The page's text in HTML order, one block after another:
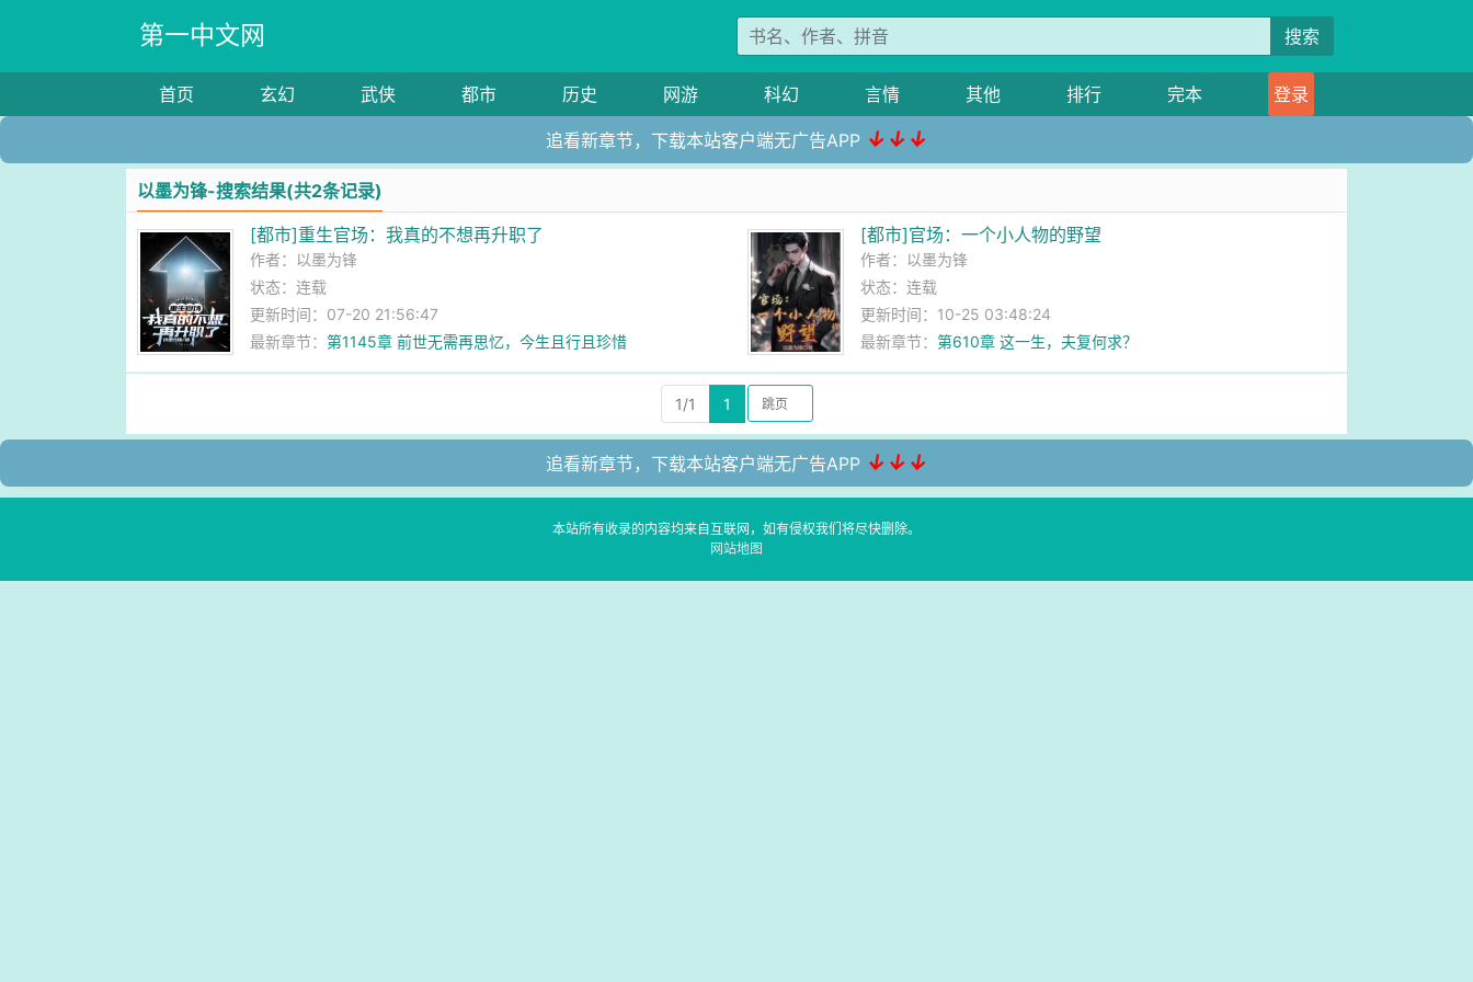
第一中文网 搜索
首页 玄幻 武侠 都市 历史 网游 科幻 言情 其他 排行 完本 登录
追看新章节，下载本站客户端无广告APP ↓↓↓
以墨为锋-搜索结果(共2条记录)
[都市]重生官场：我真的不想再升职了
作者： 以墨为锋
状态：连载
更新时间：07-20 21:56:47
最新章节：第1145章 前世无需再思忆，今生且行且珍惜
[都市]官场：一个小人物的野望
作者：
以墨为锋
状态：连载
更新时间：10-25 03:48:24
最新章节： 第610章 这一生，夫复何求？
1/1 1
追看新章节，下载本站客户端无广告APP ↓↓↓
本站所有收录的内容均来自互联网，如有侵权我们将尽快删除。
网站地图